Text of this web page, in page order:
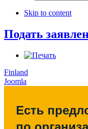
Skip to content
Подать
Finland
Joomla
Есть